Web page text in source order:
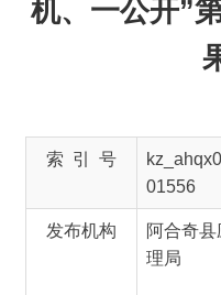
kz_ahqx00/
发布机构
阿合奇县应
理局
名 称 阿合奇县应
公开”第三季